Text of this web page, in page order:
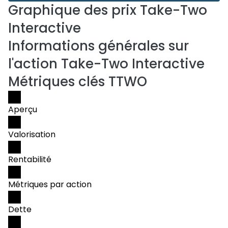
Graphique des prix Take-Two
Interactive
Informations générales sur
l'action Take-Two Interactive
Métriques clés TTWO
Aperçu
Valorisation
Rentabilité
Métriques par action
Dette